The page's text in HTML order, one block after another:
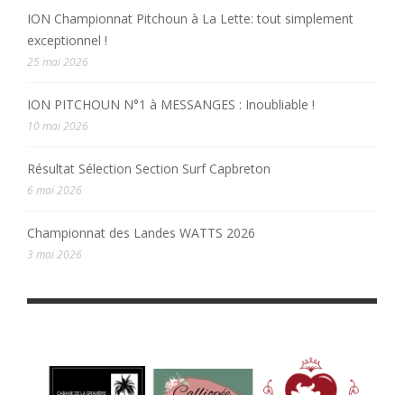
ION Championnat Pitchoun à La Lette: tout simplement
exceptionnel !
25 mai 2026
ION PITCHOUN N°1 à MESSANGES : Inoubliable !
10 mai 2026
Résultat Sélection Section Surf Capbreton
6 mai 2026
Championnat des Landes WATTS 2026
3 mai 2026